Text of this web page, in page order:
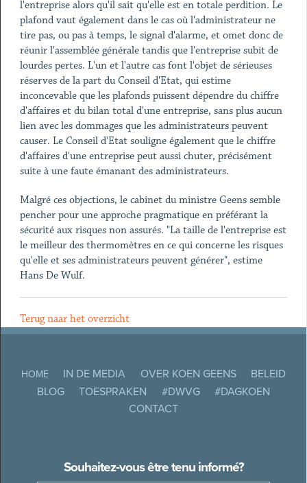
l'entreprise alors qu'il sait qu'elle est en totale perdition. Le
plafond vaut également dans le cas où l'administrateur ne
tire pas, ou pas à temps, le signal d'alarme, et omet donc de
réunir l'assemblée générale tandis que l'entreprise subit de
lourdes pertes. L'un et l'autre cas font l'objet de sérieuses
réserves de la part du Conseil d'Etat, qui estime
inconcevable que les plafonds puissent dépendre du chiffre
d'affaires et du bilan total d'une entreprise, sans plus aucun
lien avec les dommages que les administrateurs peuvent
causer. Le Conseil d'Etat souligne également que le chiffre
d'affaires d'une entreprise peut aussi chuter, précisément
suite à une faute émanant des administrateurs.
Malgré ces objections, le cabinet du ministre Geens semble
pencher pour une approche pragmatique en préférant la
sécurité aux risques non assurés. "La taille de l'entreprise est
le meilleur des thermomètres en ce qui concerne les risques
qu'elle et ses administrateurs peuvent générer", estime
Hans De Wulf.
Terug naar het overzicht
HOME IN DE MEDIA OVER KOEN GEENS
BELEID
BLOG
TOESPRAKEN #DWVG
#DAGKOEN
CONTACT
Souhaitez-vous être tenu informé?